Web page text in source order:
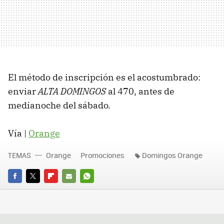
El método de inscripción es el acostumbrado:
enviarALTA DOMINGOSal 470, antes de
medianoche del sábado.
Vía | Orange
FACEBOOK
TWITTERFLIPBOARD
E-
WHATSAPP
TEMAS Orange Promociones Domingos Orange